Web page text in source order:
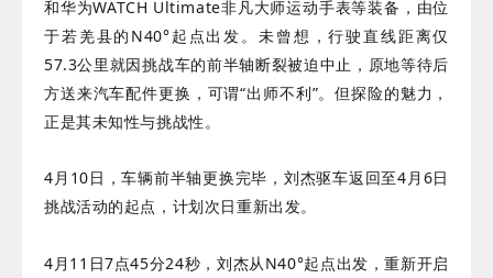
和华为WATCH Ultimate非凡大师运动手表等装备，由位
于若羌县的N40°起点出发。 未曾想，行驶直线距离仅
57.3公里就因挑战车的前半轴断裂被迫中止，原地等待后
方送来汽车配件更换，可谓“出师不利”。但探险的魅力，
正是其未知性与挑战性。
4月10日，车辆前半轴更换完毕，刘杰驱车返回至4月6日
挑战活动的起点，计划次日重新出发。
4月11日7点45分24秒，刘杰从N40°起点出发，重新开启